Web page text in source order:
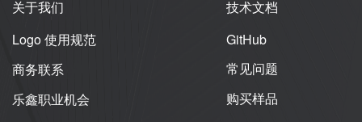
关于我们
Logo 使用规范
商务联系
乐鑫职业机会
技术文档
GitHub
常见问题
购买样品